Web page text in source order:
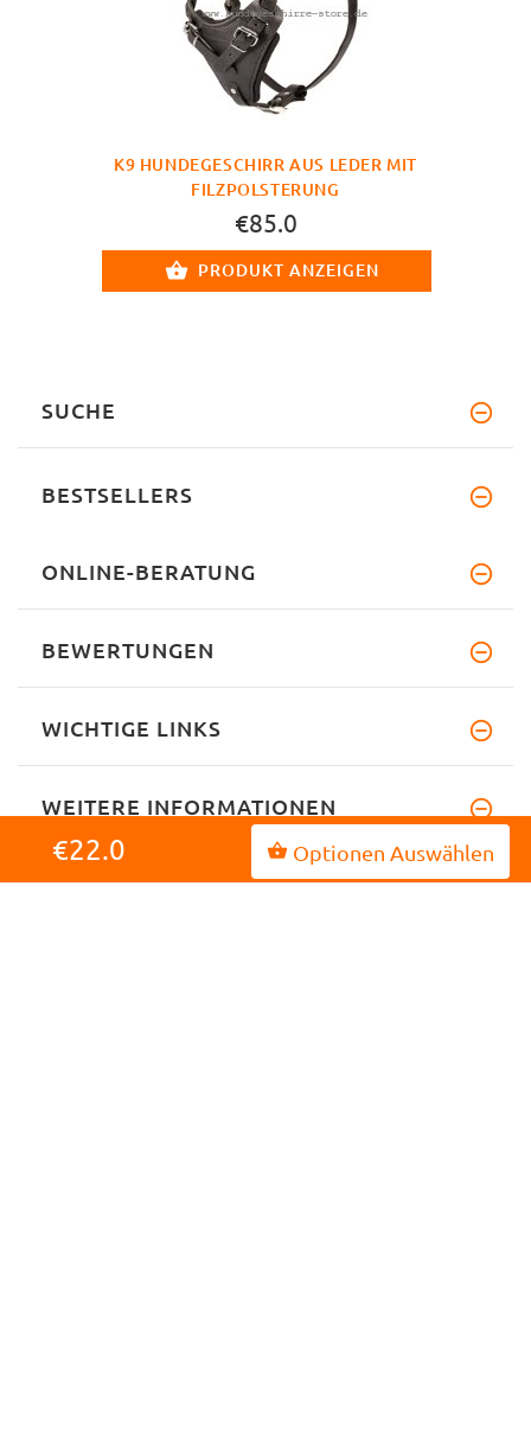
€22.0 Optionen Auswählen
K9 HUNDEGESCHIRR AUS LEDER MIT
FILZPOLSTERUNG
€85.0
PRODUKT ANZEIGEN
SUCHE
BESTSELLERS
ONLINE-BERATUNG
BEWERTUNGEN
WICHTIGE LINKS
WEITERE INFORMATIONEN